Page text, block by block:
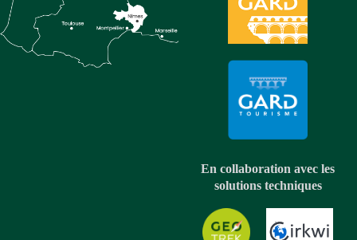
En collaboration avec les
solutions techniques